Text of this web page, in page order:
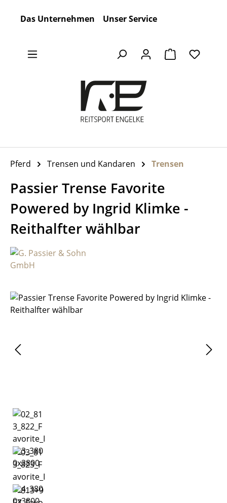
Das Unternehmen Unser Service
Warenkorb
Pferd Trensen und Kandaren Trensen
Passier Trense Favorite
Powered by Ingrid Klimke -
Reithalfter wählbar
Bildergalerie überspringen